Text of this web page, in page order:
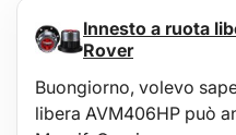
Uso:
Protezione sotto il seggiolino
Contenuto della confezione:
Innesto a ruota
Rover
Buongiorno, volevo
libera AVM406HP può